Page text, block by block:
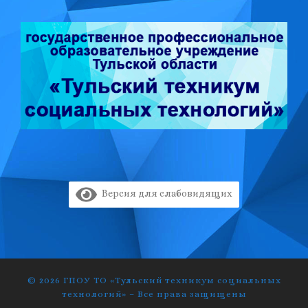
Версия для слабовидящих
© 2026 ГПОУ ТО «Тульский техникум социальных
технологий» – Все права защищены